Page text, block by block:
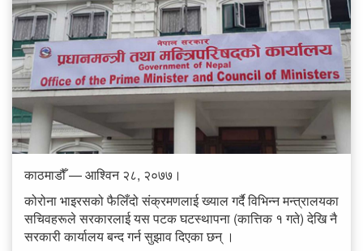
काठमाडौँ — आश्विन २८, २०७७।
कोरोना भाइरसको फैलिँदो संक्रमणलाई ख्याल गर्दै विभिन्न मन्त्रालयका
सचिवहरूले सरकारलाई यस पटक घटस्थापना (कात्तिक १ गते) देखि नै
सरकारी कार्यालय बन्द गर्न सुझाव दिएका छन् ।